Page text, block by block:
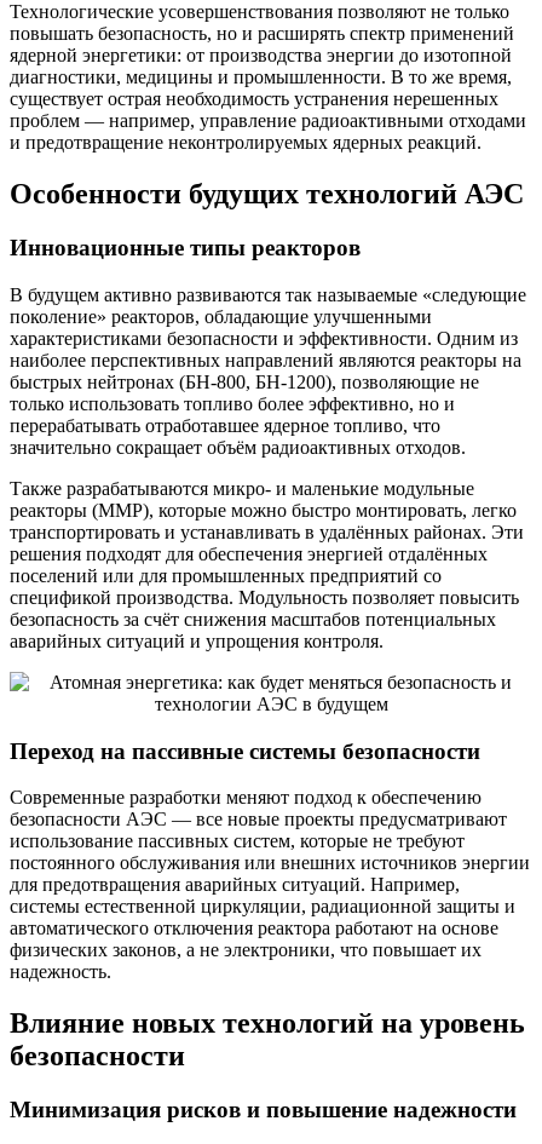
Технологические усовершенствования позволяют не только
повышать безопасность, но и расширять спектр применений
ядерной энергетики: от производства энергии до изотопной
диагностики, медицины и промышленности. В то же время,
существует острая необходимость устранения нерешенных
проблем — например, управление радиоактивными отходами
и предотвращение неконтролируемых ядерных реакций.
Особенности будущих технологий АЭС
Инновационные типы реакторов
В будущем активно развиваются так называемые «следующие
поколение» реакторов, обладающие улучшенными
характеристиками безопасности и эффективности. Одним из
наиболее перспективных направлений являются реакторы на
быстрых нейтронах (БН-800, БН-1200), позволяющие не
только использовать топливо более эффективно, но и
перерабатывать отработавшее ядерное топливо, что
значительно сокращает объём радиоактивных отходов.
Также разрабатываются микро- и маленькие модульные
реакторы (ММР), которые можно быстро монтировать, легко
транспортировать и устанавливать в удалённых районах. Эти
решения подходят для обеспечения энергией отдалённых
поселений или для промышленных предприятий со
спецификой производства. Модульность позволяет повысить
безопасность за счёт снижения масштабов потенциальных
аварийных ситуаций и упрощения контроля.
Переход на пассивные системы безопасности
Современные разработки меняют подход к обеспечению
безопасности АЭС — все новые проекты предусматривают
использование пассивных систем, которые не требуют
постоянного обслуживания или внешних источников энергии
для предотвращения аварийных ситуаций. Например,
системы естественной циркуляции, радиационной защиты и
автоматического отключения реактора работают на основе
физических законов, а не электроники, что повышает их
надежность.
Влияние новых технологий на уровень
безопасности
Минимизация рисков и повышение надежности